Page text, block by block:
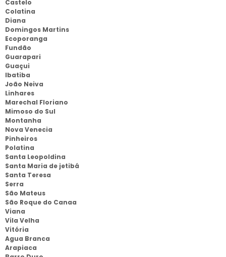
Castelo
Colatina
Diana
Domingos Martins
Ecoporanga
Fundão
Guarapari
Guaçui
Ibatiba
João Neiva
Linhares
Marechal Floriano
Mimoso do Sul
Montanha
Nova Venecia
Pinheiros
Polatina
Santa Leopoldina
Santa Maria de jetibá
Santa Teresa
Serra
São Mateus
São Roque do Canaa
Viana
Vila Velha
Vitória
Agua Branca
Arapiaca